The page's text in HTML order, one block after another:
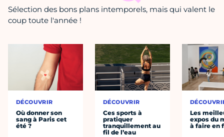
Sélection des bons plans intemporels, mais qui valent le
coup toute l'année !
DÉCOUVRIR
Où donner son
sang à Paris cet
été ?
DÉCOUVRIR
Ces sports à
pratiquer
tranquillement au
fil de l’eau
Les
expos du
à faire en